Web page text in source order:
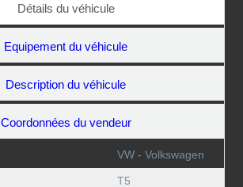
Détails du véhicule
Equipement du véhicule
Description du véhicule
Coordonnées du vendeur
VW - Volkswagen
T5